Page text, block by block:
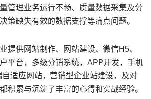
管理业务运行不畅、质量数据采集及分
策缺失有效的数据支撑等痛点问题。
提供网站制作、网站建设、微信H5、
平台，多级分销系统，APP开发，手机
自适应网站，营销型企业站建设，及对
积累与沉淀了丰富的心得和实战经验。